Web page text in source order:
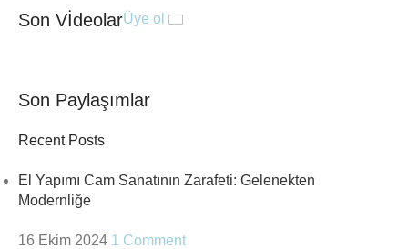
Camın ustalıkla işlenen detayları,
Son VİdeolarÜye ol
Son Paylaşımlar
Recent Posts
El Yapımı Cam Sanatının Zarafeti: Gelenekten
Modernliğe
16 Ekim 2024 1 Comment